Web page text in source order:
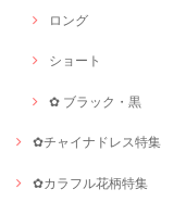
ロング
ショート
✿ ブラック・黒
✿チャイナドレス特集
✿カラフル花柄特集